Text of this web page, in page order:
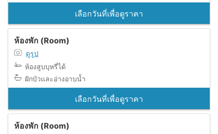
เลือกวันที่เพื่อดูราคา
ห้องพัก (Room)
ดูรูป
ห้องสูบบุหรี่ได้
ฝักบัวและอ่างอาบน้ำ
เลือกวันที่เพื่อดูราคา
ห้องพัก (Room)